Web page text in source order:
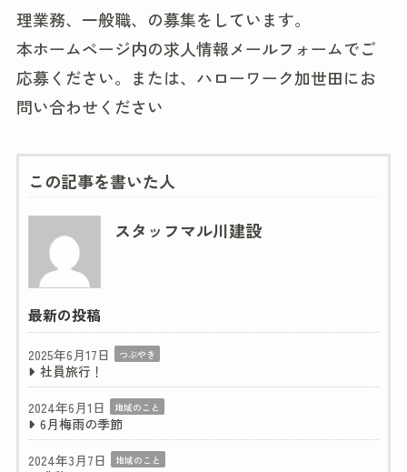
理業務、一般職、の募集をしています。
本ホームページ内の求人情報メールフォームでご
応募ください。または、ハローワーク加世田にお
問い合わせください
この記事を書いた人
スタッフマル川建設
最新の投稿
2025年6月17日 つぶやき
社員旅行！
2024年6月1日
地域のこと
6月梅雨の季節
2024年3月7日
地域のこと